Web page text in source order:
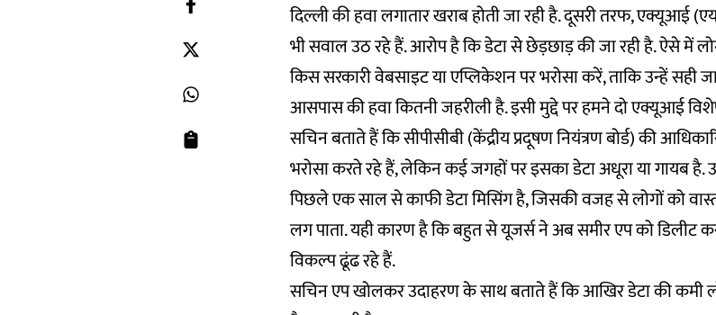
दिल्ली की हवा लगातार खराब होती जा रही है. दूसरी तरफ, एक्यूआई
भी सवाल उठ रहे हैं. आरोप है कि डेटा से छेड़छाड़ की जा रही है. ऐसे में
किस सरकारी वेबसाइट या एप्लिकेशन पर भरोसा करें, ताकि उन्हें
आसपास की हवा कितनी जहरीली है. इसी मुद्दे पर हमने दो एक्यूआई
सचिन बताते हैं कि सीपीसीबी (केंद्रीय प्रदूषण नियंत्रण बोर्ड) की
भरोसा करते रहे हैं, लेकिन कई जगहों पर इसका डेटा अधूरा या गायब है.
पिछले एक साल से काफी डेटा मिसिंग है, जिसकी वजह से लोगों को
लग पाता. यही कारण है कि बहुत से यूजर्स ने अब समीर एप को डिलीट
विकल्प ढूंढ रहे हैं.
सचिन एप खोलकर उदाहरण के साथ बताते हैं कि आखिर डेटा की कमी